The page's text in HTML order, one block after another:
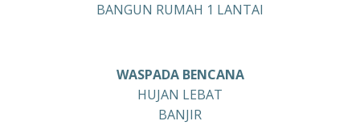
BANGUN RUMAH 1 LANTAI
WASPADA BENCANA
HUJAN LEBAT
BANJIR